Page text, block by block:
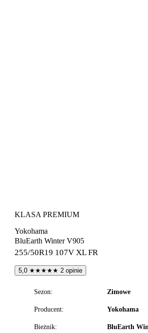
KLASA PREMIUM
Yokohama
BluEarth Winter V905
255/50R19 107V XL FR
5,0 ★★★★★ 2 opinie
Sezon: Zimowe
Producent: Yokohama
Bieżnik: BluEarth